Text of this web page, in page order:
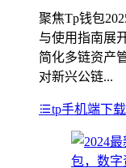
聚焦Tp钱包
与使用指南展
简化多链资产
对新兴公链...
tp手机端下载